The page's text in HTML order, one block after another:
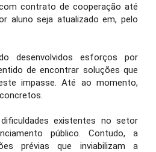
contrato de cooperação até
aluno seja atualizado em, pelo
desenvolvidos esforços por
de encontrar soluções que
impasse. Até ao momento,
existentes no setor
público. Contudo, a
prévias que inviabilizam a